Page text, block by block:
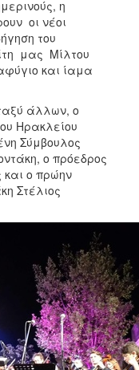
η
οι νέοι
του
μας Μίλτου
και ίαμα
άλλων, ο
Ηρακλείου
Σύμβουλος
ο πρόεδρος
ο πρώην
Στέλιος